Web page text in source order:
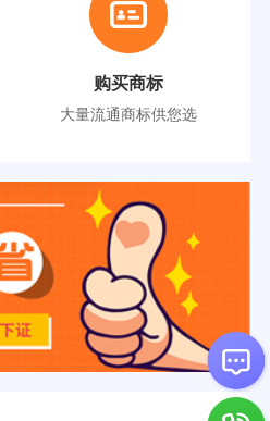
购买商标
大量流通商标供您选